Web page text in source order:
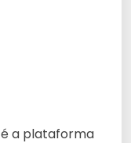
é a plataforma